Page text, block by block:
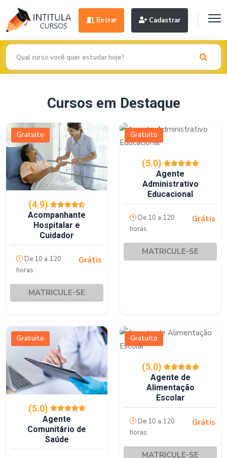
Entrar Cadastrar
Cursos em Destaque
Gratuito
(4.9)
Acompanhante
Hospitalar e
Cuidador
De 10 a 120
horas
Grátis
MATRICULE-SE
Gratuito
(5.0)
Agente
Administrativo
Educacional
De 10 a 120
horas
Grátis
MATRICULE-SE
Gratuito
(5.0)
Agente
Comunitário de
Saúde
Gratuito
(5.0)
Agente de
Alimentação
Escolar
De 10 a 120
horas
Grátis
MATRICULE-SE